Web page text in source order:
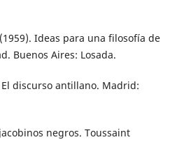
Ideas para una filosofía de
Buenos Aires: Losada.
discurso antillano. Madrid:
negros. Toussaint